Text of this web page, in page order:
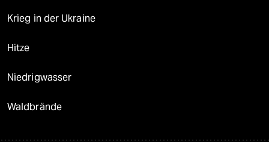
Krieg in der Ukraine
Hitze
Niedrigwasser
Waldbrände